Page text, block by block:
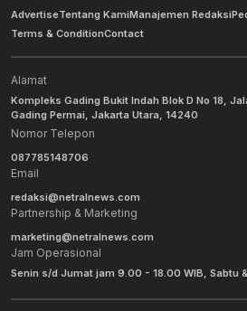
AdvertiseTentang KamiManajemen Redaksi
Terms & ConditionContact
Alamat
Kompleks Gading Bukit Indah Blok D No 18,
Gading Permai, Jakarta Utara, 14240
Nomor Telepon
087785148706
Email
redaksi@netralnews.com
Partnership & Marketing
marketing@netralnews.com
Jam Operasional
Senin s/d Jumat jam 9.00 - 18.00 WIB, Sabtu